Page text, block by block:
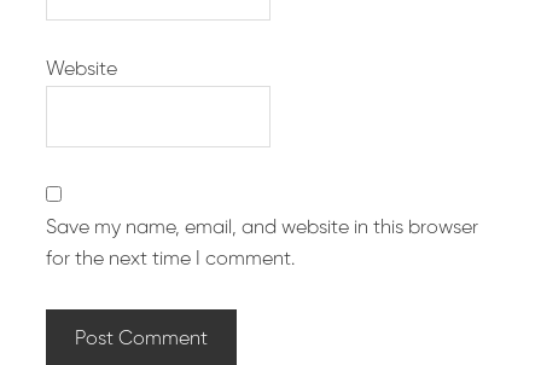
Website
Save my name, email, and website in this browser
for the next time I comment.